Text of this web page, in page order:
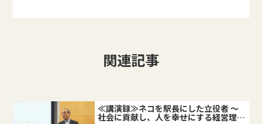
関連記事
≪講演録≫ネコを駅長にした立役者 ～
社会に貢献し、人を幸せにする経営理念